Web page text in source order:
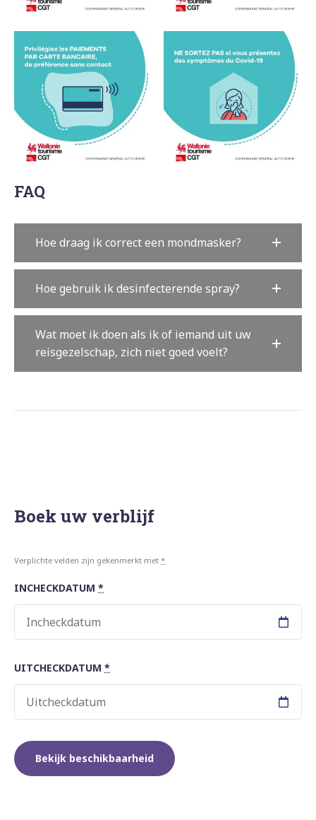
FAQ
Hoe draag ik correct een mondmasker?
Hoe gebruik ik desinfecterende spray?
Wat moet ik doen als ik of iemand uit uw
reisgezelschap, zich niet goed voelt?
Boek uw verblijf
Verplichte velden zijn gekenmerkt met *
INCHECKDATUM *
UITCHECKDATUM *